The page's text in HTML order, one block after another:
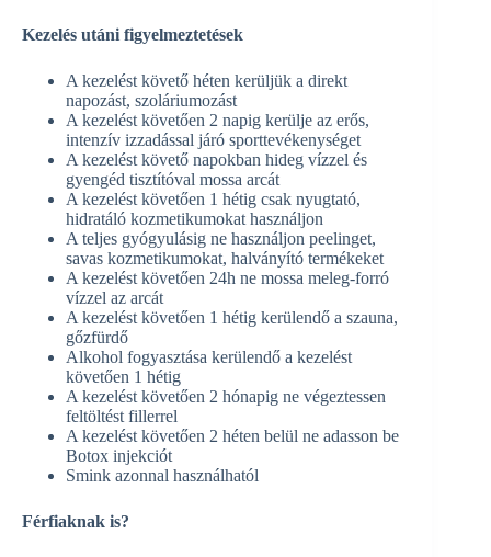
Kezelés utáni figyelmeztetések
A kezelést követő héten kerüljük a direkt
napozást, szoláriumozást
A kezelést követően 2 napig kerülje az erős,
intenzív izzadással járó sporttevékenységet
A kezelést követő napokban hideg vízzel és
gyengéd tisztítóval mossa arcát
A kezelést követően 1 hétig csak nyugtató,
hidratáló kozmetikumokat használjon
A teljes gyógyulásig ne használjon peelinget,
savas kozmetikumokat, halványító termékeket
A kezelést követően 24h ne mossa meleg-forró
vízzel az arcát
A kezelést követően 1 hétig kerülendő a szauna,
gőzfürdő
Alkohol fogyasztása kerülendő a kezelést
követően 1 hétig
A kezelést követően 2 hónapig ne végeztessen
feltöltést fillerrel
A kezelést követően 2 héten belül ne adasson be
Botox injekciót
Smink azonnal használhatól
Férfiaknak is?